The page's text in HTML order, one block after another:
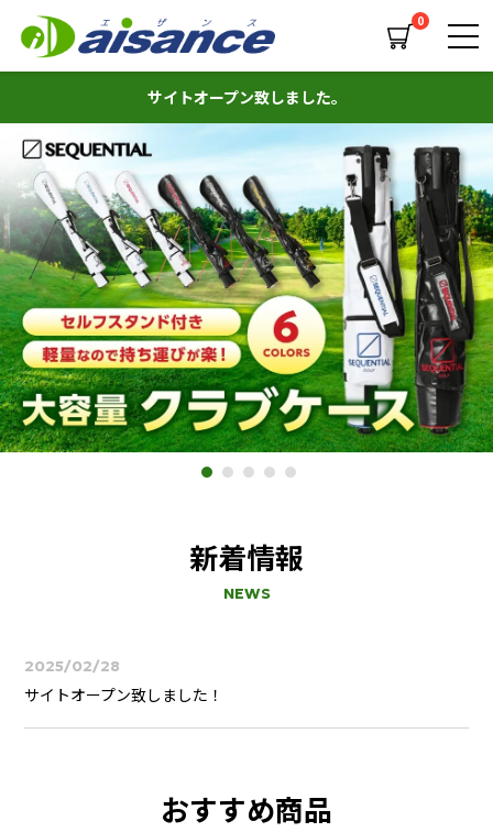
0
サイトオープン致しました。
新着情報
NEWS
2025/02/28
サイトオープン致しました！
おすすめ商品